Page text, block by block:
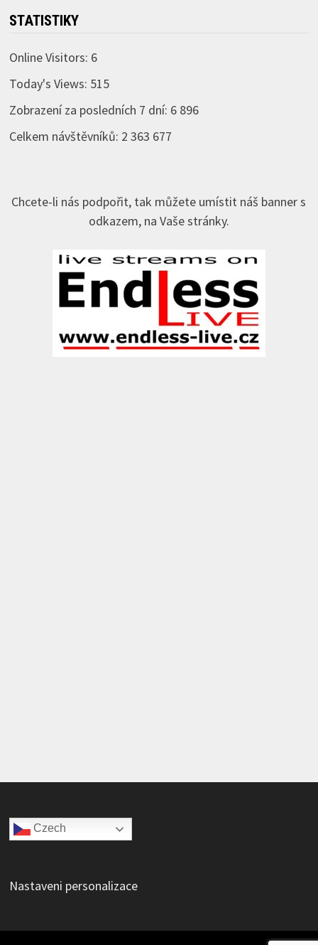
STATISTIKY
Online Visitors: 6
Today's Views: 515
Zobrazení za posledních 7 dní: 6 896
Celkem návštěvníků: 2 363 677
Chcete-li nás podpořit, tak můžete umístit náš banner s
odkazem, na Vaše stránky.
Czech
Nastaveni personalizace